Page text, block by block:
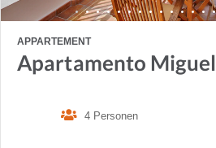
APPARTEMENT
Apartamento Miguel
4 Personen